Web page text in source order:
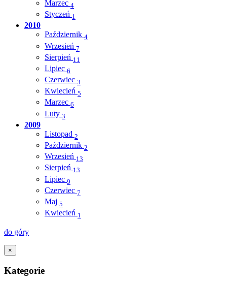
Marzec 4
Styczeń 1
2010
Październik 4
Wrzesień 7
Sierpień 11
Lipiec 6
Czerwiec 3
Kwiecień 5
Marzec 6
Luty 3
2009
Listopad 2
Październik 2
Wrzesień 13
Sierpień 13
Lipiec 9
Czerwiec 7
Maj 5
Kwiecień 1
do góry
×
Kategorie